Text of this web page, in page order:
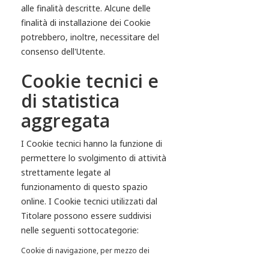
alle finalità descritte. Alcune delle
finalità di installazione dei Cookie
potrebbero, inoltre, necessitare del
consenso dell'Utente.
Cookie tecnici e
di statistica
aggregata
I Cookie tecnici hanno la funzione di
permettere lo svolgimento di attività
strettamente legate al
funzionamento di questo spazio
online. I Cookie tecnici utilizzati dal
Titolare possono essere suddivisi
nelle seguenti sottocategorie:
Cookie di navigazione, per mezzo dei